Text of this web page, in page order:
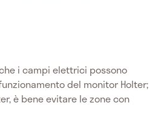
i campi elettrici possono
del monitor Holter;
è bene evitare le zone con